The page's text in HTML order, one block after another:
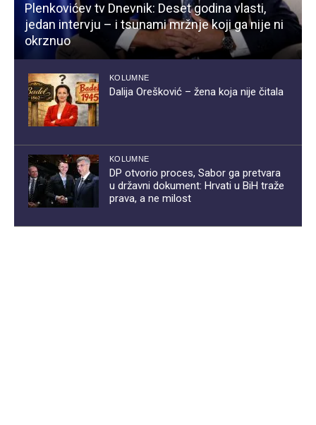
Plenkovićev tv Dnevnik: Deset godina vlasti,
jedan intervju – i tsunami mržnje koji ga nije ni
okrznuo
KOLUMNE
Dalija Orešković – žena koja nije čitala
KOLUMNE
DP otvorio proces, Sabor ga pretvara
u državni dokument: Hrvati u BiH traže
prava, a ne milost